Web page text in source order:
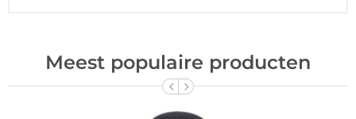
Meest populaire producten